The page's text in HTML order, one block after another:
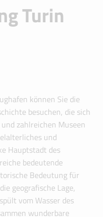
Turin
können Sie die
besuchen, die sich
zahlreichen Museen
und
Hauptstadt des
bedeutende
Bedeutung für
geografische Lage,
vom Wasser des
wunderbare